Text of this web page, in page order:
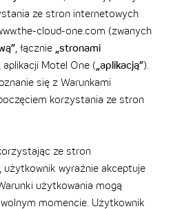
ze stron internetowych
cloud-one.com (zwanych
, łącznie „stronami
aplikacji Motel One ( „aplikacją” ).
się z Warunkami
korzystania ze stron
ze stron
użytkownik wyraźnie akceptuje
użytkowania mogą
momencie. Użytkownik